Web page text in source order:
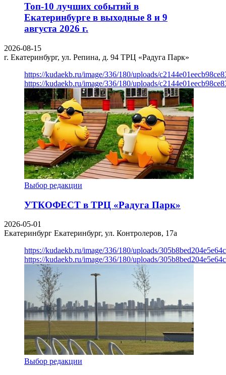
Топ-10 лучших событий в
Екатеринбурге в выходные 8 и 9
августа 2026 г.
2026-08-15
г. Екатеринбург, ул. Репина, д. 94 ТРЦ «Радуга Парк»
https://kudaekb.ru/image/336/180/uploads/
https://kudaekb.ru/image/336/180/uploads/
Выбор редакции
УТКОФЕСТ в ТРЦ «Радуга Парк»
2026-05-01
Екатеринбург Екатеринбург, ул. Контролеров, 17а
https://kudaekb.ru/image/336/180/uploads/
https://kudaekb.ru/image/336/180/uploads/
Выбор редакции